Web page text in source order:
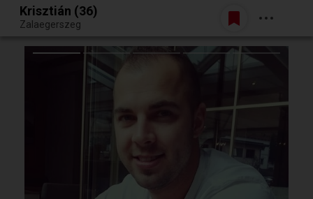
Egy jó randiból bármi lehet.
Belépés
Krisztián (36)
Zalaegerszeg